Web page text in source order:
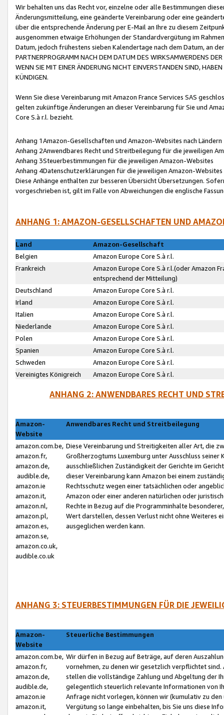
Wir behalten uns das Recht vor, einzelne oder alle Bestimmungen
Änderungsmitteilung, eine geänderte Vereinbarung oder eine
über die entsprechende Änderung per E-Mail an Ihre zu diesem
ausgenommen etwaige Erhöhungen der Standardvergütung im
Datum, jedoch frühestens sieben Kalendertage nach dem Datum, an
PARTNERPROGRAMM NACH DEM DATUM DES WIRKSAMWERDENS
WENN SIE MIT EINER ÄNDERUNG NICHT EINVERSTANDEN SIND,
KÜNDIGEN.
Wenn Sie diese Vereinbarung mit Amazon France Services SAS
gelten zukünftige Änderungen an dieser Vereinbarung für Sie und
Core S.à r.l. bezieht.
Anhang 1Amazon-Gesellschaften und Amazon-Websites nach Ländern
Anhang 2Anwendbares Recht und Streitbeilegung für die jeweiligen
Anhang 3Steuerbestimmungen für die jeweiligen Amazon-Websites
Anhang 4Datenschutzerklärungen für die jeweiligen Amazon-Websites
Diese Anhänge enthalten zur besseren Übersicht Übersetzungen.
vorgeschrieben ist, gilt im Falle von Abweichungen die englische
ANHANG 1: AMAZON-GESELLSCHAFTEN UND
Land
Amazon-Gesellschaft
Belgien
Amazon Europe Core S.à r.l.
Frankreich
Amazon Europe Core S.à r.l.(oder Amazon
entsprechend der Mitteilung)
Deutschland
Amazon Europe Core S.à r.l.
Irland
Amazon Europe Core S.à r.l.
Italien
Amazon Europe Core S.à r.l.
Niederlande
Amazon Europe Core S.à r.l.
Polen
Amazon Europe Core S.à r.l.
Spanien
Amazon Europe Core S.à r.l.
Schweden
Amazon Europe Core S.à r.l.
Vereinigtes Königreich
Amazon Europe Core S.à r.l.
ANHANG 2: ANWENDBARES RECHT UND
Amazon-
Website
Anwendbares Recht und Streitbeilegung
amazon.com.be,
amazon.fr,
amazon.de,
audible.de,
amazon.ie
amazon.it,
amazon.nl,
amazon.pl,
amazon.es,
amazon.se,
amazon.co.uk,
audible.co.uk
Diese Vereinbarung und Streitigkeiten aller Art, die
Großherzogtums Luxemburg unter Ausschluss
ausschließlichen Zuständigkeit der Gerichte im
dieser Vereinbarung kann Amazon bei einem
Rechtsschutz wegen einer tatsächlichen oder
Amazon oder einer anderen natürlichen oder
Rechte in Bezug auf die Programminhalte
Wert darstellen, dessen Verlust nicht ohne Weiteres
ausgeglichen werden kann.
ANHANG 3: STEUERBESTIMMUNGEN FÜR DIE
Amazon-
Website
Steuerliche Bestimmungen
amazon.com.be,
amazon.fr,
amazon.de,
audible.de,
amazon.ie
amazon.it,
Wir dürfen in Bezug auf Beträge, auf deren
vornehmen, zu denen wir gesetzlich verpflichtet
stellen die vollständige Zahlung und Abgeltung der
gelegentlich steuerlich relevante Informationen von
Anfrage nicht vorlegen, können wir (kumulativ zu
Vergütung so lange einbehalten, bis Sie uns diese